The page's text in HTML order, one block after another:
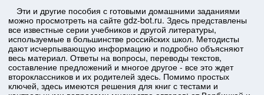
Эти и другие пособия с готовыми домашними заданиями
можно просмотреть на сайте gdz-bot.ru. Здесь представлены
все известные серии учебников и другой литературы,
используемые в большинстве российских школ. Методисты
дают исчерпывающую информацию и подробно объясняют
весь материал. Ответы на вопросы, переводы текстов,
составление предложений и многое другое - все это ждет
второклассников и их родителей здесь. Помимо простых
ключей, здесь имеются решения для книг с тестами и